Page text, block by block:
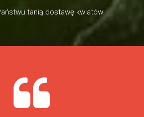
tanią dostawę kwiatów